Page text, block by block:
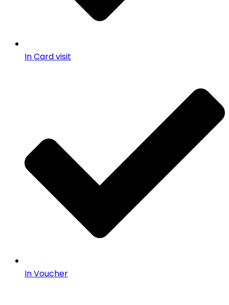
In Card visit
In Voucher